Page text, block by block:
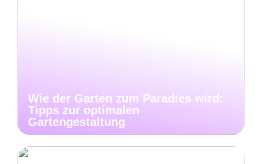
Wie der Garten zum Paradies wird:
Tipps zur optimalen
Gartengestaltung